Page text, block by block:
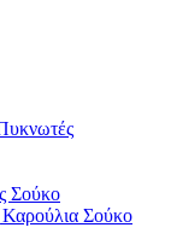
Σούκο
Σούκο